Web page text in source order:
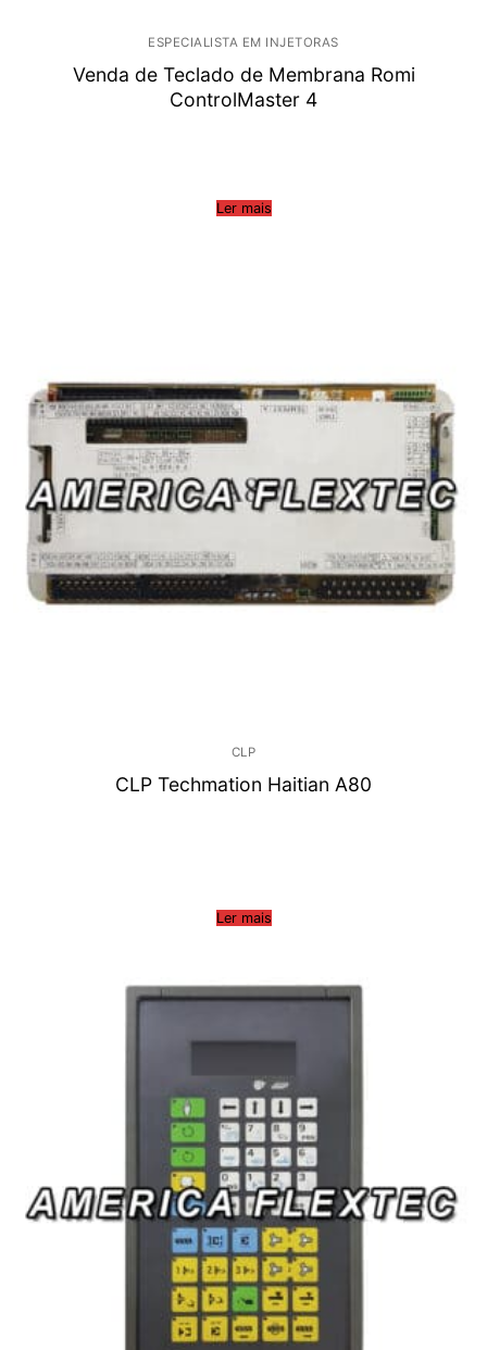
ESPECIALISTA EM INJETORAS
Venda de Teclado de Membrana Romi
ControlMaster 4
Ler mais
CLP
CLP Techmation Haitian A80
Ler mais